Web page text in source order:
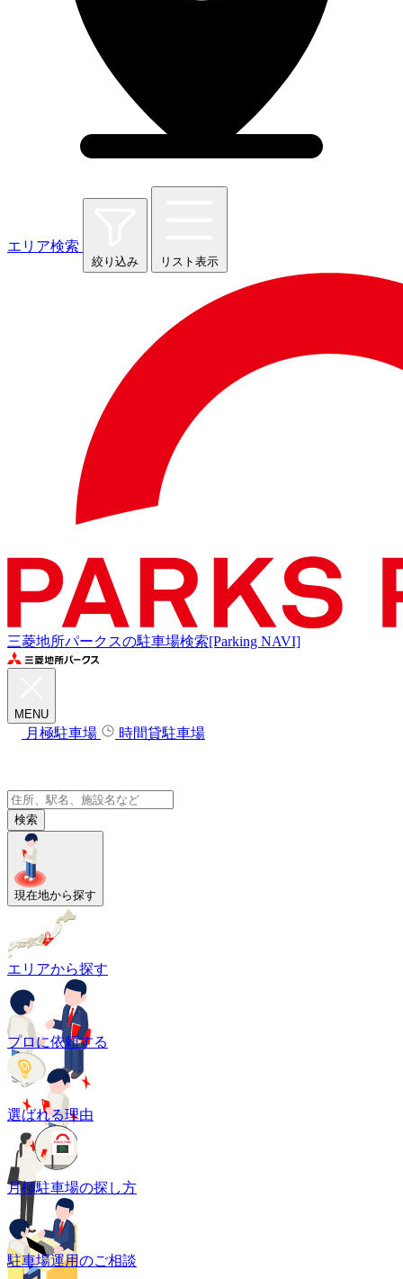
エリア検索
絞り込み リスト表示
三菱地所パークスの駐車場検索[Parking NAVI]
MENU
月極駐車場 時間貸駐車場
検索
現在地から探す
エリアから探す
プロに依頼する
選ばれる理由
月極駐車場の探し方
駐車場運用のご相談